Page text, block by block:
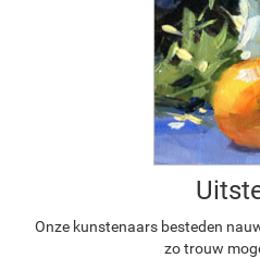
Onze kunstenaars besteden
zo trouw